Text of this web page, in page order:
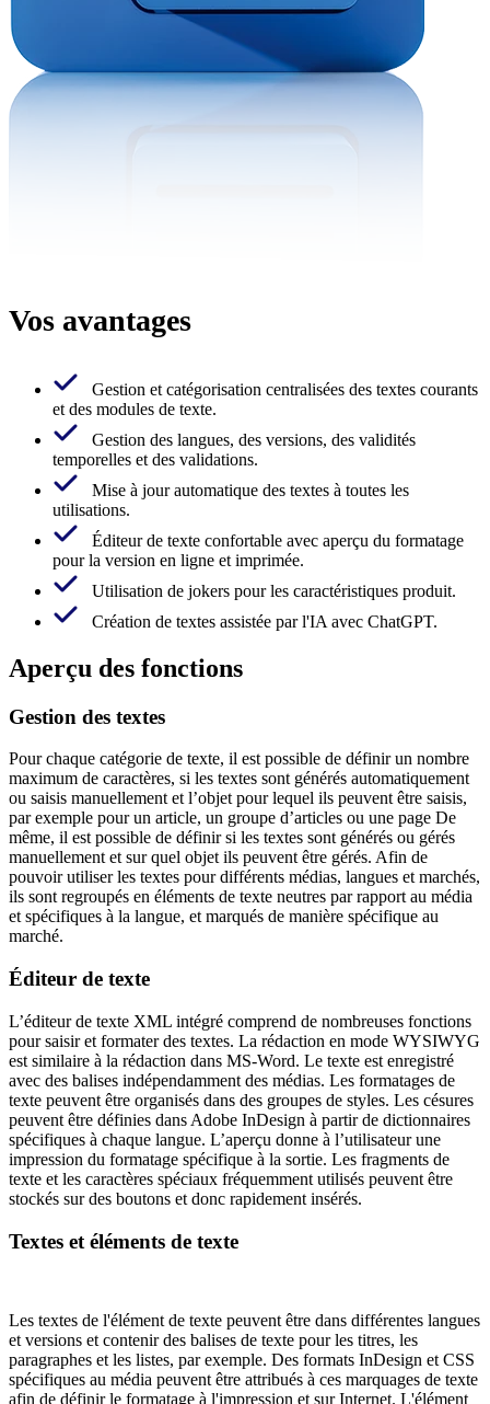
Vos avantages
Gestion et catégorisation centralisées des textes courants
et des modules de texte.
Gestion des langues, des versions, des validités
temporelles et des validations.
Mise à jour automatique des textes à toutes les
utilisations.
Éditeur de texte confortable avec aperçu du formatage
pour la version en ligne et imprimée.
Utilisation de jokers pour les caractéristiques produit.
Création de textes assistée par l'IA avec ChatGPT.
Aperçu des fonctions
Gestion des textes
Pour chaque catégorie de texte, il est possible de définir un nombre
maximum de caractères, si les textes sont générés automatiquement
ou saisis manuellement et l’objet pour lequel ils peuvent être saisis,
par exemple pour un article, un groupe d’articles ou une page De
même, il est possible de définir si les textes sont générés ou gérés
manuellement et sur quel objet ils peuvent être gérés. Afin de
pouvoir utiliser les textes pour différents médias, langues et marchés,
ils sont regroupés en éléments de texte neutres par rapport au média
et spécifiques à la langue, et marqués de manière spécifique au
marché.
Éditeur de texte
L’éditeur de texte XML intégré comprend de nombreuses fonctions
pour saisir et formater des textes. La rédaction en mode WYSIWYG
est similaire à la rédaction dans MS-Word. Le texte est enregistré
avec des balises indépendamment des médias. Les formatages de
texte peuvent être organisés dans des groupes de styles. Les césures
peuvent être définies dans Adobe InDesign à partir de dictionnaires
spécifiques à chaque langue. L’aperçu donne à l’utilisateur une
impression du formatage spécifique à la sortie. Les fragments de
texte et les caractères spéciaux fréquemment utilisés peuvent être
stockés sur des boutons et donc rapidement insérés.
Textes et éléments de texte
Les textes de l'élément de texte peuvent être dans différentes langues
et versions et contenir des balises de texte pour les titres, les
paragraphes et les listes, par exemple. Des formats InDesign et CSS
spécifiques au média peuvent être attribués à ces marquages de texte
afin de définir le formatage à l'impression et sur Internet. L'élément